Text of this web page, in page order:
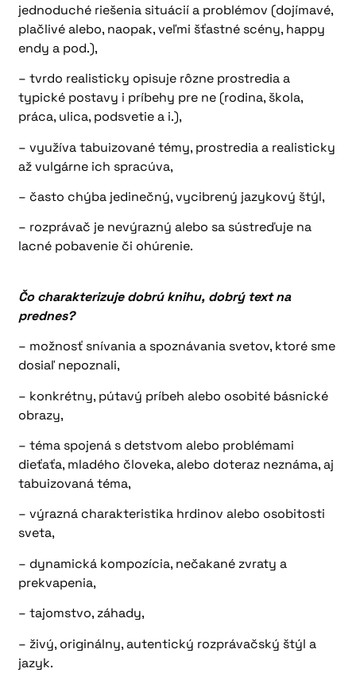
jednoduché riešenia situácií a problémov (dojímavé,
plačlivé alebo, naopak, veľmi šťastné scény, happy
endy a pod.),
– tvrdo realisticky opisuje rôzne prostredia a
typické postavy i príbehy pre ne (rodina, škola,
práca, ulica, podsvetie a i.),
– využíva tabuizované témy, prostredia a realisticky
až vulgárne ich spracúva,
– často chýba jedinečný, vycibrený jazykový štýl,
– rozprávač je nevýrazný alebo sa sústreďuje na
lacné pobavenie či ohúrenie.
Čo charakterizuje dobrú knihu, dobrý text na
prednes?
– možnosť snívania a spoznávania svetov, ktoré sme
dosiaľ nepoznali,
– konkrétny, pútavý príbeh alebo osobité básnické
obrazy,
– téma spojená s detstvom alebo problémami
dieťaťa, mladého človeka, alebo doteraz neznáma, aj
tabuizovaná téma,
– výrazná charakteristika hrdinov alebo osobitosti
sveta,
– dynamická kompozícia, nečakané zvraty a
prekvapenia,
– tajomstvo, záhady,
– živý, originálny, autentický rozprávačský štýl a
jazyk.